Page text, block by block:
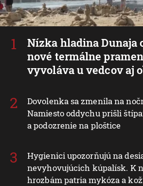
Nízka hladina Dunaja
nové termálne
vyvoláva u vedcov aj
Dovolenka sa zmenila na
Namiesto oddychu prišli
a podozrenie na ploštice
Hygienici upozorňujú na
nevyhovujúcich kúpalísk. K
hrozbám patria mykóza a